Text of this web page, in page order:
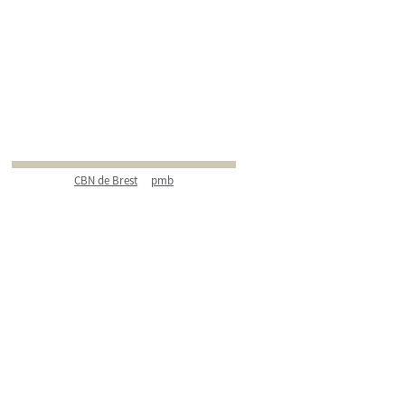
CBN de Brest pmb